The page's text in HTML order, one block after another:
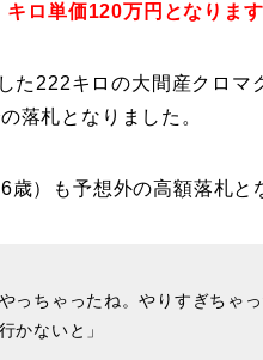
ロ単価120万円となります
た222キロの大間産クロ
落札となりました。
）も予想外の高額落札と
っちゃったね。やりすぎちゃ
かないと」